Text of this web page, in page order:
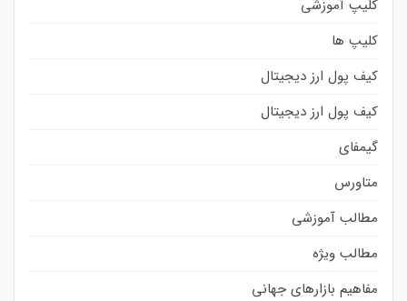
کلیپ آموزشی
کلیپ ها
کیف پول ارز دیجیتال
کیف پول ارز دیجیتال
گیمفای
متاورس
مطالب آموزشی
مطالب ویژه
مفاهیم بازارهای جهانی